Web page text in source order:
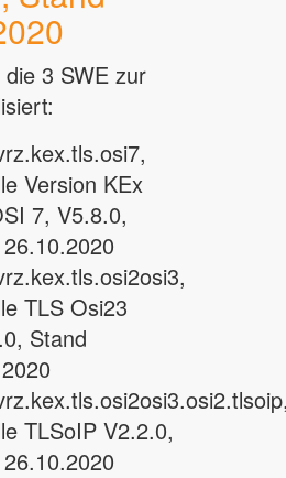
3 SWE zur
Version KEx
7, V5.8.0,
TLS Osi23
Stand
TLSoIP V2.2.0,